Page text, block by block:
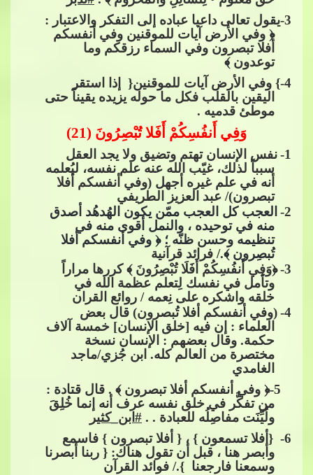
3-يقول تعالى داعيا عباده إلى التفكر والاعتبار :
﴿ وفي الأرض آيات للموقنين وفي أنفسكم
أفلا تبصرون وفي السماء رزقكم وما
توعدون ﴾
4-} وفي الأرض آيات للموقنين{ ​​ إذا استقر
اليقين بالقلب فكل ما حوله يزيده يقيناً حتى
موطئ قدميه .
وَفِي أَنفُسِكُمْ أَفَلا تُبْصِرُونَ (21)
1
-نفس الإنسان تهتم وتضيق ولا يجد العقل
سبباً لذلك، غيّب الله عنه علم نفسه، ليُعلمه
أنه في علم غيره أجهل (وفي أنفسكم أفلا
تبصرون)/ عبد العزيز الطريفي
2
- العجب كل العجب ممّن يكون الهُدهُد أصدق
منه في توحيده ، والنمل أقوى منه في
تنظيمه وحسن ظنّه ؛ ﴿ وفي أنفسكم أفلا
تُبصِرون ﴾./ فرائد قرآنية
3
-﴿وَفِي أَنفُسِكُمْ أَفَلَا تُبْصِرُونَ ﴾ كررها مراراً
وتأمل في نفسك لِتعلم عظمة الله في
خلقه واشكره على نِعمه / روائع القران
4
-(وفي أنفسكم أفلا تُبصرون) قال بعض
العلماء : إن فيه [خلق الإنسان] خمسة آلاف
حكمة. وقال بعضهم : الإنسان نسخة
مختصرة من العالم كله. ابن جُزي/ماجد
الغامدي
كم أفلا تبصرون ﴾ . قال قتادة :
من تفكَّر في خلق نفسه عرف أنه إنما خُلِقَ
ولُيِّنَت مفاصِلُه للعبادة . .​​ #ابن_كثير
6- ​​ {أفلا تسمعون } ، { أفلا تبصرون } فاسمع
وأبصر هنا ، قبل أن تقول هناك: { ربنا أبصرنا
وسمعنا فارجعنا ​​ }./ فوائد القرآن